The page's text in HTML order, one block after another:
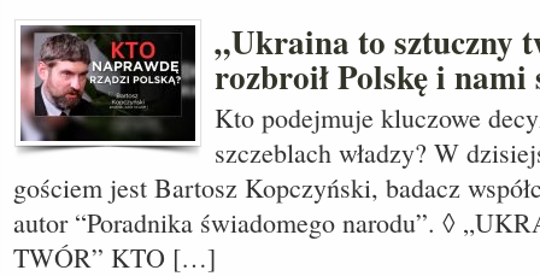
„Ukraina to sztuczny
rozbroił Polskę i nami
Kto podejmuje kluczowe
szczeblach władzy? W
gościem jest Bartosz Kopczyński, badacz
autor “Poradnika świadomego narodu”. ◊
TWÓR” KTO […]